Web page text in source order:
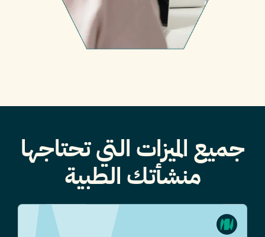
جميع الميزات التي تحتاجها
منشأتك الطبية